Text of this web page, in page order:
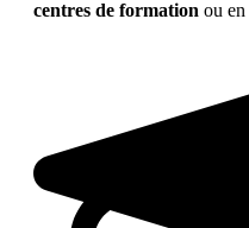
centres de formation ou en